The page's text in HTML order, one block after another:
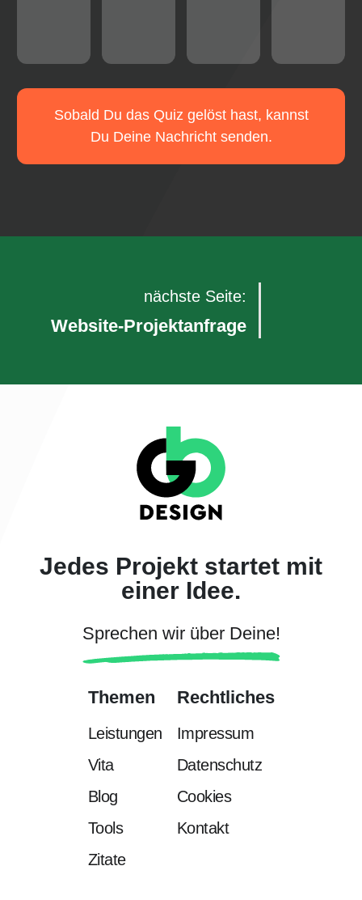
Sobald Du das Quiz gelöst hast, kannst
Du Deine Nachricht senden.
nächste Seite:
Website-Projektanfrage
Jedes Projekt startet mit
einer Idee.
Sprechen wir über Deine!
Themen
Leistungen
Vita
Blog
Tools
Zitate
Rechtliches
Impressum
Datenschutz
Cookies
Kontakt